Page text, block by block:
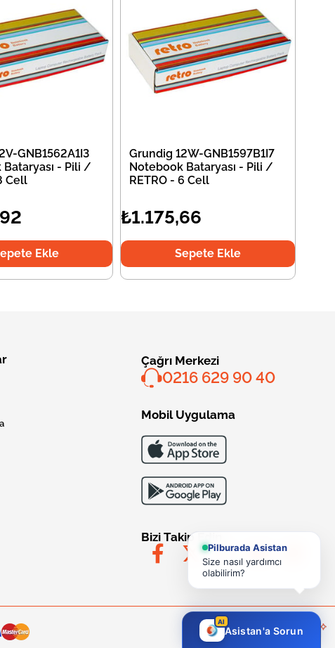
GNB1562A1I3
- Pili /
Cell
Ekle
Grundig 12W-GNB1597B1I7
Notebook Bataryası - Pili /
RETRO - 6 Cell
₺1.175,66
Sepete Ekle
Çağrı Merkezi
0216 629 90 40
Mobil Uygulama
Bizi Takip Edin
Pilburada Asistan
Size nasıl yardımcı
olabilirim?
AI
Asistan'a Sorun